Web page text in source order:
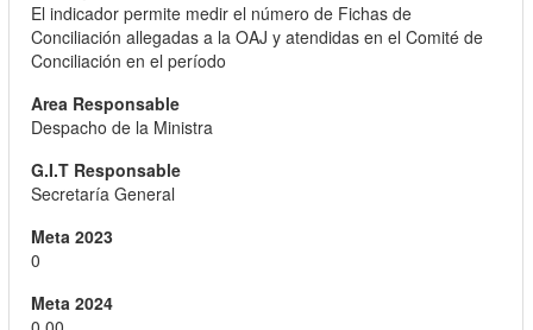
El indicador permite medir el número de Fichas de
Conciliación allegadas a la OAJ y atendidas en el Comité de
Conciliación en el período
Despacho de la Ministra
Secretaría General
0